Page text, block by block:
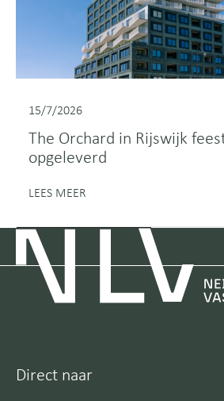
15/7/2026
The Orchard in Rijswijk
opgeleverd
LEES MEER
Direct naar